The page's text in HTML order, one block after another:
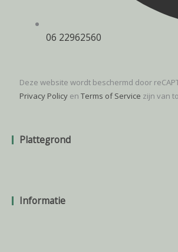
06 22962560
Deze website wordt beschermd door
Privacy Policy en Terms of Service zijn van
Plattegrond
Informatie